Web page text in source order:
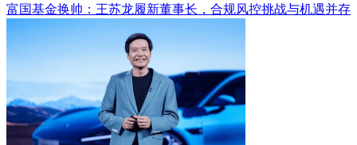
富国基金换帅：王苏龙履新董事长，合规风控挑战与机遇并存